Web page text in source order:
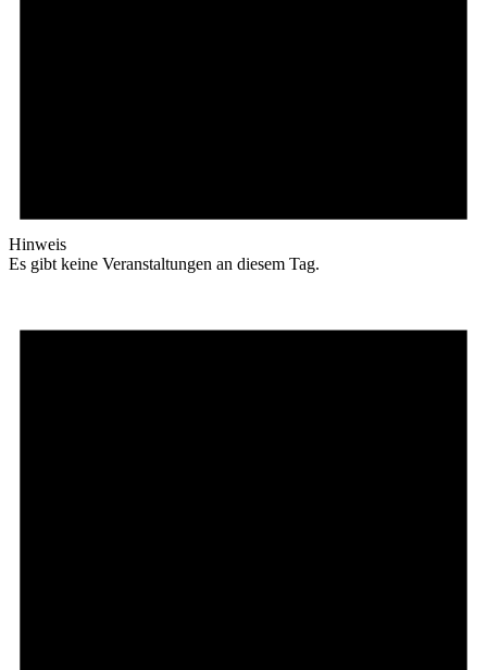
Hinweis
Es gibt keine Veranstaltungen an diesem Tag.